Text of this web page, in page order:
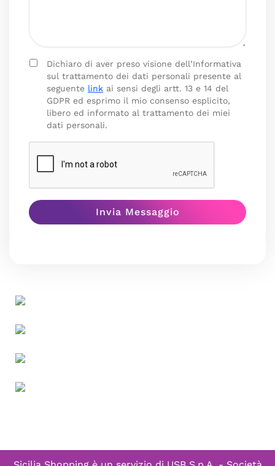
Dichiaro di aver preso visione dell’Informativa
sul trattamento dei dati personali presente al
seguente link ai sensi degli artt. 13 e 14 del
GDPR ed esprimo il mio consenso esplicito,
libero ed informato al trattamento dei miei
dati personali.